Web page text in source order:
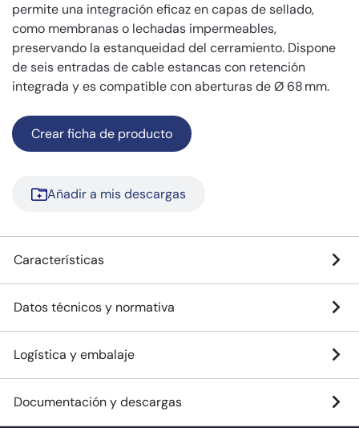
permite una integración eficaz en capas de sellado,
como membranas o lechadas impermeables,
preservando la estanqueidad del cerramiento. Dispone
de seis entradas de cable estancas con retención
integrada y es compatible con aberturas de Ø 68 mm.
Crear ficha de producto
Añadir a mis descargas
Características
Datos técnicos y normativa
Logística y embalaje
Documentación y descargas